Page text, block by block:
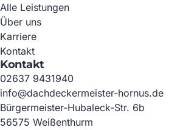
Alle Leistungen
Über uns
Karriere
Kontakt
Kontakt
02637 9431940
info@dachdeckermeister-hornus.de
Bürgermeister-Hubaleck-Str. 6b
56575 Weißenthurm